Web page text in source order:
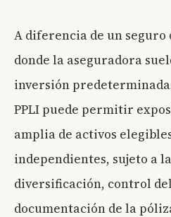
A diferencia de un
donde la aseguradora
inversión
PPLI puede permitir
amplia de activos
independientes, sujeto a
diversificación, control
documentación de la